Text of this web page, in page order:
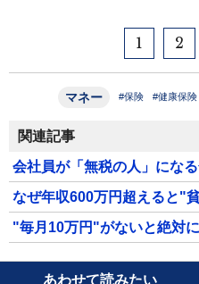
1 2
マネー #保険 #健康保険
関連記事
会社員が「無税の人」にな
なぜ年収600万円超えると"
"毎月10万円"がないと絶対
あわせて読みたい